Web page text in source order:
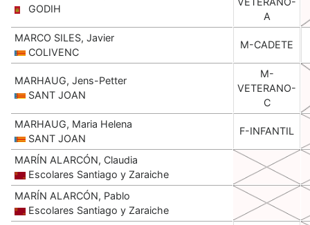
GODIH
A
MARCO SILES, Javier
COLIVENC
M-CADETE
MARHAUG, Jens-Petter
SANT JOAN
M-
VETERANO-
C
MARHAUG, Maria Helena
SANT JOAN
F-INFANTIL
MARÍN ALARCÓN, Claudia
Escolares Santiago y Zaraiche
MARÍN ALARCÓN, Pablo
Escolares Santiago y Zaraiche